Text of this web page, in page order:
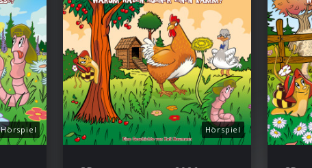
Hörspiel Hörspiel